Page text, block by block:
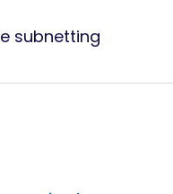
subnetting